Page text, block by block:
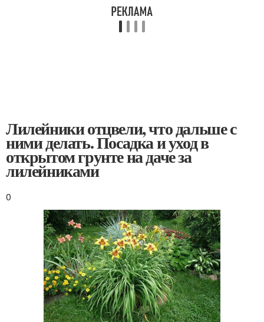
Лилейники отцвели, что дальше с
ними делать. Посадка и уход в
открытом грунте на даче за
лилейниками
0